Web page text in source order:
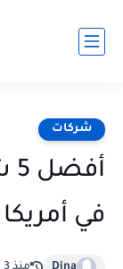
شركات
في أمريكا